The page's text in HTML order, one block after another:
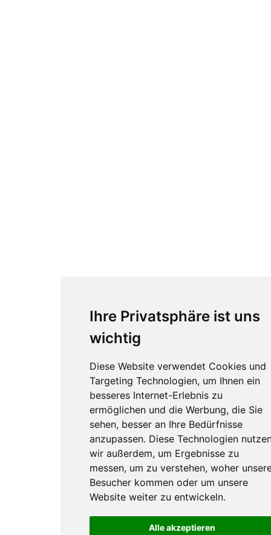
Ihre Privatsphäre ist uns
wichtig
Diese Website verwendet Cookies und
Targeting Technologien, um Ihnen ein
besseres Internet-Erlebnis zu
ermöglichen und die Werbung, die Sie
sehen, besser an Ihre Bedürfnisse
anzupassen. Diese Technologien
wir außerdem, um Ergebnisse zu
messen, um zu verstehen, woher
Besucher kommen oder um unsere
Website weiter zu entwickeln.
Alle akzeptieren